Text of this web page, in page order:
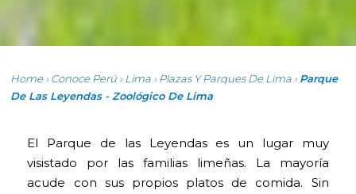
Home › Conoce Perú › Lima › Plazas Y Parques De Lima › Parque
De Las Leyendas - Zoológico De Lima
El Parque de las Leyendas es un lugar muy
visistado por las familias limeñas. La mayoría
acude con sus propios platos de comida. Sin